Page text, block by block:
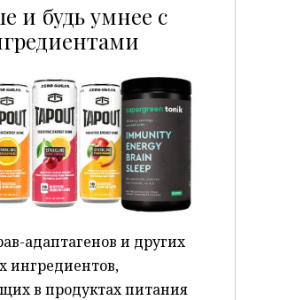
и будь умнее с
P
адаптагенов и других
ингредиентов,
в продуктах питания